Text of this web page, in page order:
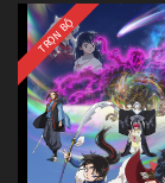
TRỌN BỘ